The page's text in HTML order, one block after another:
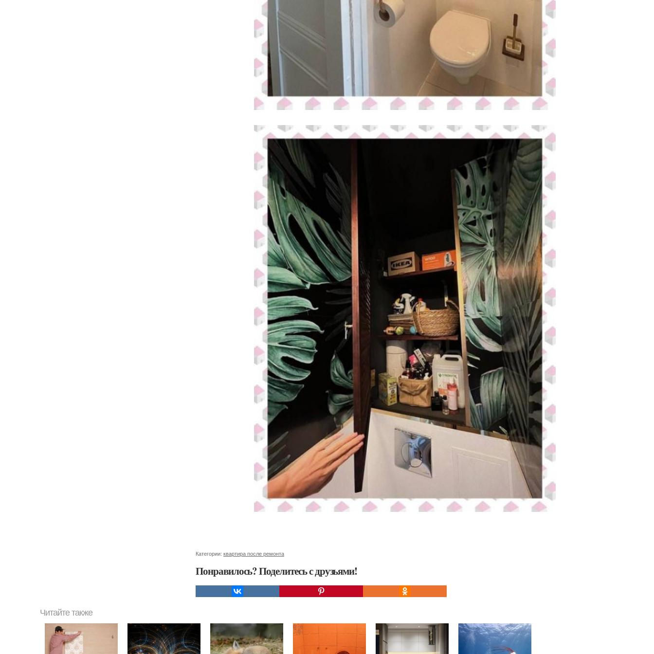
Категории: квартира после ремонта
Понравилось? Поделитесь с друзьями!
Читайте также